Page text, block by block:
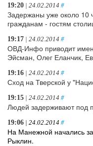
19:20 | 24.02.2014 #
Задержаны уже около 10
гражданам - гостям
19:17 | 24.02.2014 #
ОВД-Инфо приводит
Эйсман, Олег Еланчик,
19:16 | 24.02.2014 #
Сход на Тверской у
19:15 | 24.02.2014 #
Людей задерживают под
19:06 | 24.02.2014 #
На Манежной начались
Рыклин.